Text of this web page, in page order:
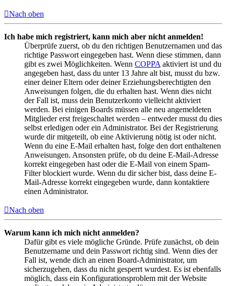
Nach oben
Ich habe mich registriert, kann mich aber nicht anmelden!
Überprüfe zuerst, ob du den richtigen Benutzernamen und das
richtige Passwort eingegeben hast. Wenn diese stimmen, dann
gibt es zwei Möglichkeiten. Wenn COPPA aktiviert ist und du
angegeben hast, dass du unter 13 Jahre alt bist, musst du bzw.
einer deiner Eltern oder deiner Erziehungsberechtigten den
Anweisungen folgen, die du erhalten hast. Wenn dies nicht
der Fall ist, muss dein Benutzerkonto vielleicht aktiviert
werden. Bei einigen Boards müssen alle neu angemeldeten
Mitglieder erst freigeschaltet werden – entweder musst du dies
selbst erledigen oder ein Administrator. Bei der Registrierung
wurde dir mitgeteilt, ob eine Aktivierung nötig ist oder nicht.
Wenn du eine E-Mail erhalten hast, folge den dort enthaltenen
Anweisungen. Ansonsten prüfe, ob du deine E-Mail-Adresse
korrekt eingegeben hast oder die E-Mail von einem Spam-
Filter blockiert wurde. Wenn du dir sicher bist, dass deine E-
Mail-Adresse korrekt eingegeben wurde, dann kontaktiere
einen Administrator.
Nach oben
Warum kann ich mich nicht anmelden?
Dafür gibt es viele mögliche Gründe. Prüfe zunächst, ob dein
Benutzername und dein Passwort richtig sind. Wenn dies der
Fall ist, wende dich an einen Board-Administrator, um
sicherzugehen, dass du nicht gesperrt wurdest. Es ist ebenfalls
möglich, dass ein Konfigurationsproblem mit der Website